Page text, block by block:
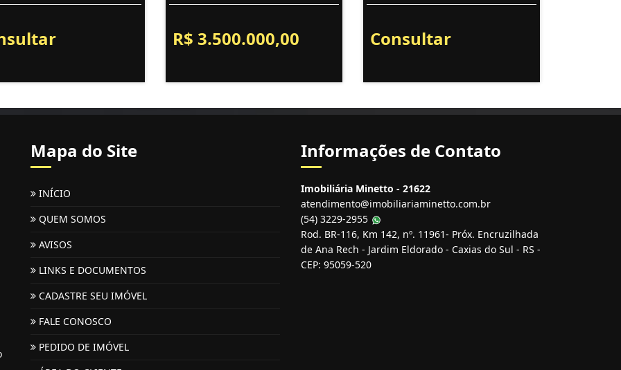
R$ 3.500.000,00 Consultar
Mapa do Site
INÍCIO
QUEM SOMOS
AVISOS
LINKS E DOCUMENTOS
CADASTRE SEU IMÓVEL
FALE CONOSCO
PEDIDO DE IMÓVEL
Informações de Contato
Imobiliária Minetto - 21622
atendimento@imobiliariaminetto.com.br
(54) 3229-2955
Rod. BR-116, Km 142, nº. 11961- Próx. Encruzilhada
de Ana Rech - Jardim Eldorado - Caxias do Sul - RS -
CEP: 95059-520